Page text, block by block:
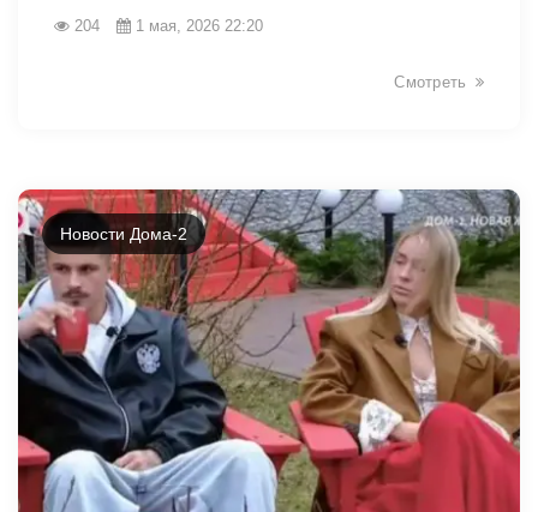
204 1 мая, 2026 22:20
Смотреть
Новости Дома-2